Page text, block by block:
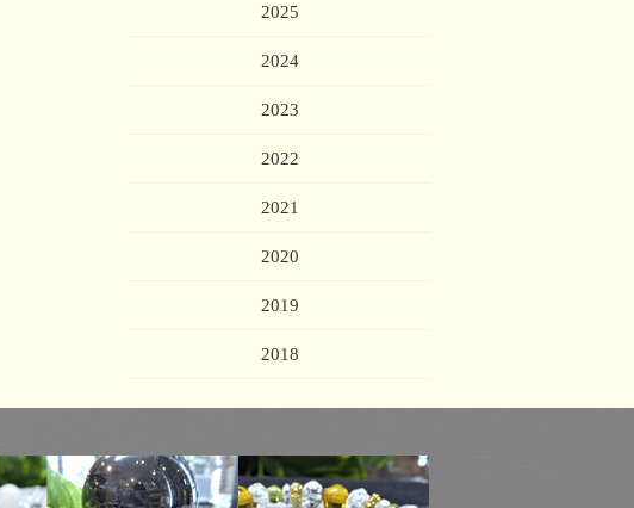
2025
2024
2023
2022
2021
2020
2019
2018